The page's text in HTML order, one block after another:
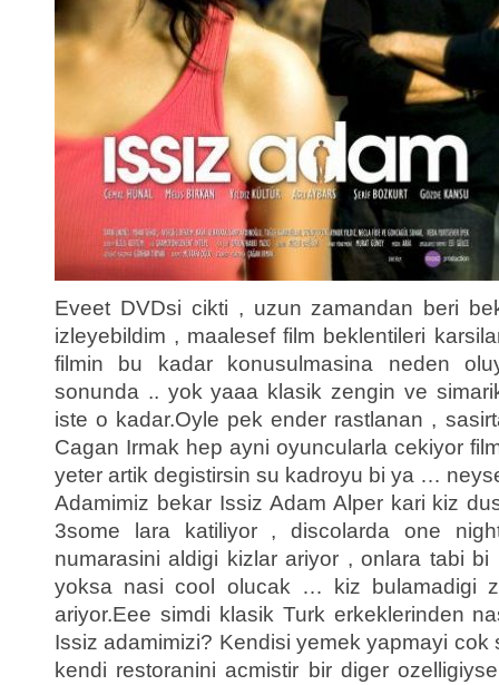
Eveet DVDsi cikti , uzun zamandan beri
izleyebildim , maalesef film beklentileri
filmin bu kadar konusulmasina neden
sonunda .. yok yaaa klasik zengin ve
iste o kadar.Oyle pek ender rastlanan ,
Cagan Irmak hep ayni oyuncularla cekiyor
yeter artik degistirsin su kadroyu bi ya …
Adamimiz bekar Issiz Adam Alper kari kiz
3some lara katiliyor , discolarda one
numarasini aldigi kizlar ariyor , onlara tabi
yoksa nasi cool olucak … kiz bulamadigi
ariyor.Eee simdi klasik Turk erkeklerinden
Issiz adamimizi? Kendisi yemek yapmayi
kendi restoranini acmistir bir diger